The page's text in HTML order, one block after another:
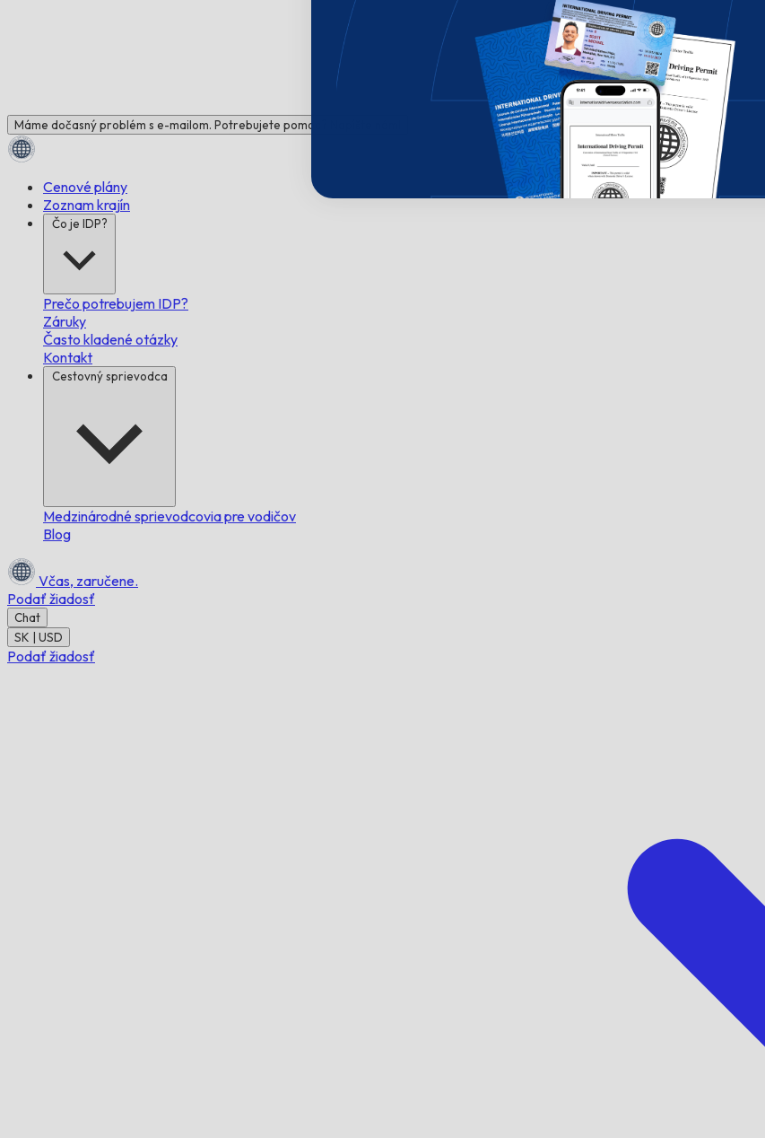
Máme dočasný problém s e-mailom. Potrebujete pomoc? Napíšte nám!
Cenové plány
Zoznam krajín
Čo je IDP?
Prečo potrebujem IDP?
Záruky
Často kladené otázky
Kontakt
Cestovný sprievodca
Medzinárodné sprievodcovia pre vodičov
Blog
Včas, zaručene.
Podať žiadosť
Chat
SK | USD
Podať žiadosť